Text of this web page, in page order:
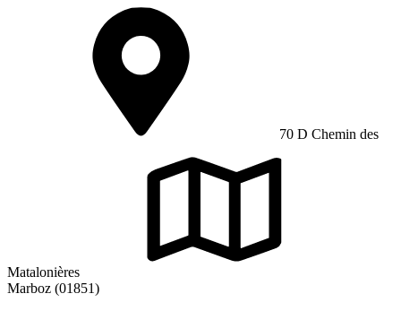
70 D Chemin des
Matalonières
Marboz (01851)